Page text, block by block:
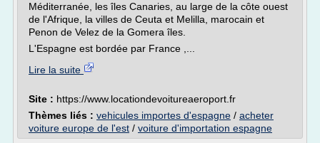
Méditerranée, les îles Canaries, au large de la côte ouest
de l'Afrique, la villes de Ceuta et Melilla, marocain et
Penon de Velez de la Gomera îles.
L'Espagne est bordée par France ,...
Lire la suite
Site : https://www.locationdevoitureaeroport.fr
Thèmes liés : vehicules importes d'espagne / acheter
voiture europe de l'est / voiture d'importation espagne